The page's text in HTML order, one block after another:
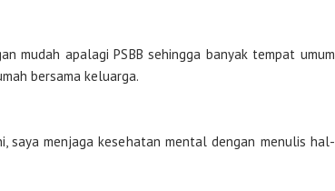
mudah apalagi PSBB sehingga banyak tempat umum
bersama keluarga.
saya menjaga kesehatan mental dengan menulis hal-